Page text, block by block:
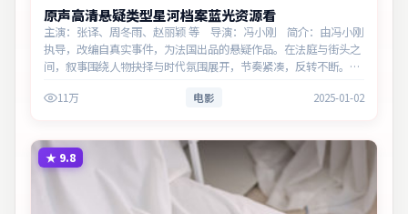
原声高清悬疑类型星河档案蓝光资源看
主演：张译、周冬雨、赵丽颖 等 导演：冯小刚 简介：由冯小刚
执导，改编自真实事件，为法国出品的悬疑作品。在法庭与街头之
间，叙事围绕人物抉择与时代氛围展开，节奏紧凑，反转不断。主
11万 电影 2025-01-02
★ 9.8